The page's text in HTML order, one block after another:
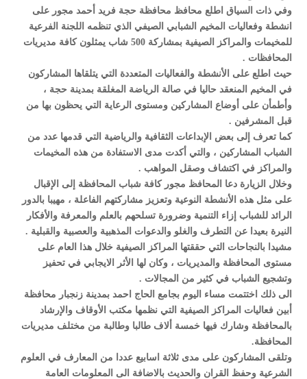
وفي ذات السياق اطلع محافظ محافظة حجة فريد أحمد مجور على
انشطة وفعاليات المخيم الشبابي الصيفي الذي تنظمه اللجنة الفرعية
للمخيمات والمراكز الصيفية بمشاركة 500 شاب يمثلون كافة مديريات
المحافظات .
حيث اطلع على الأنشطة والفعاليات المتعددة التي يتلقاها المشاركون
في المخيم المنعقد حاليا في صالة الرياضة المغلقة بمدينة حجة ،
وأطمأن على أوضاع المشاركين ومستوى الرعاية التي يحظون بها من
قبل المشرفين .
كما تعرف إلى بعض الإبداعات الثقافية والرياضية التي قدمها عدد من
الشباب المشاركين ، والتي أكدت مدى الاستفادة من هذه المخيمات
والمراكز في اكتشاف وصقل المواهب .
وخلال الزيارة دعا المحافظ مجور كافة شباب المحافظة إلى الإقبال
على مثل هذه الأنشطة النوعية وتعزيز مشاركتهم الفاعلة ، مهيبا بالدور
الرائد للشباب إزاء التنمية وضرورة تسلحهم بالعلم والمعرفة والأفكار
النيرة بعيدا عن التطرف والغلو والدعوات المذهبية والعصبية والقبلية .
مشيدا بالنجاحات التي حققتها المراكز الصيفية خلال هذا العام على
مستوى المحافظة والمديريات ، وكان لها الأثر الايجابي في تحفيز
وتشجيع الشباب في كثير من المجالات .
الى ذلك اختتمت مساء اليوم بجامع الحاج احمد بمدينة زنجبار محافظة
أبين فعاليات المراكز الصيفية التي نظمها مكتب الأوقاف والإرشاد
بالمحافظة وشارك فيها خمسة ألاف طالبا وطالبة من مختلف مديريات
المحافظة.
وتلقى المشاركون على مدى ثلاثة اسابيع عددا من المعارف في العلوم
الشرعية وحفظ القران والحديث بالاضافة الى المعلومات العامة